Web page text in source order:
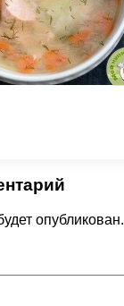
опубликован.